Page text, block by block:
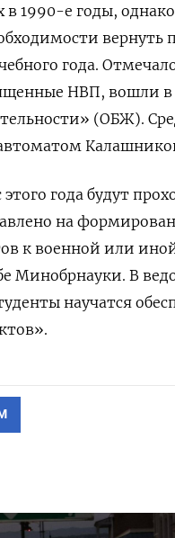
1990-е годы,
вернуть
года.
НВП, вошли
(ОБЖ).
года будут
на
к военной или
Минобрнауки. В
научатся